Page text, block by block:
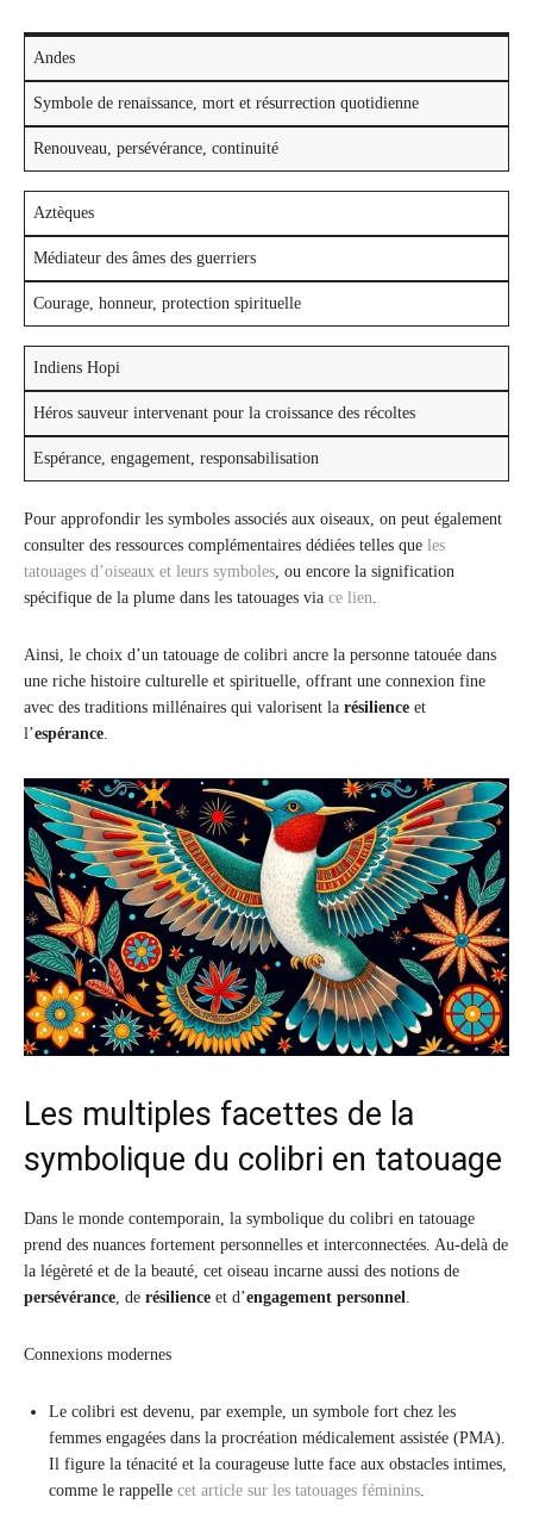
Andes
Symbole de renaissance, mort et résurrection quotidienne
Renouveau, persévérance, continuité
Aztèques
Médiateur des âmes des guerriers
Courage, honneur, protection spirituelle
Indiens Hopi
Héros sauveur intervenant pour la croissance des récoltes
Espérance, engagement, responsabilisation
Pour approfondir les symboles associés aux oiseaux, on peut également
consulter des ressources complémentaires dédiées telles que les
tatouages d’oiseaux et leurs symboles , ou encore la signification
spécifique de la plume dans les tatouages via ce lien
Ainsi, le choix d’un tatouage de colibri ancre la personne tatouée dans
une riche histoire culturelle et spirituelle, offrant une connexion fine
avec des traditions millénaires qui valorisent la résilience et
l’espérance
Les multiples facettes de la
symbolique du colibri en tatouage
Dans le monde contemporain, la symbolique du colibri en tatouage
prend des nuances fortement personnelles et interconnectées. Au-delà de
la légèreté et de la beauté, cet oiseau incarne aussi des notions de
persévérance, de résilience et d’engagement personnel.
Connexions modernes
Le colibri est devenu, par exemple, un symbole fort chez les
femmes engagées dans la procréation médicalement assistée (PMA).
Il figure la ténacité et la courageuse lutte face aux obstacles intimes,
comme le rappelle cet article sur les tatouages féminins.